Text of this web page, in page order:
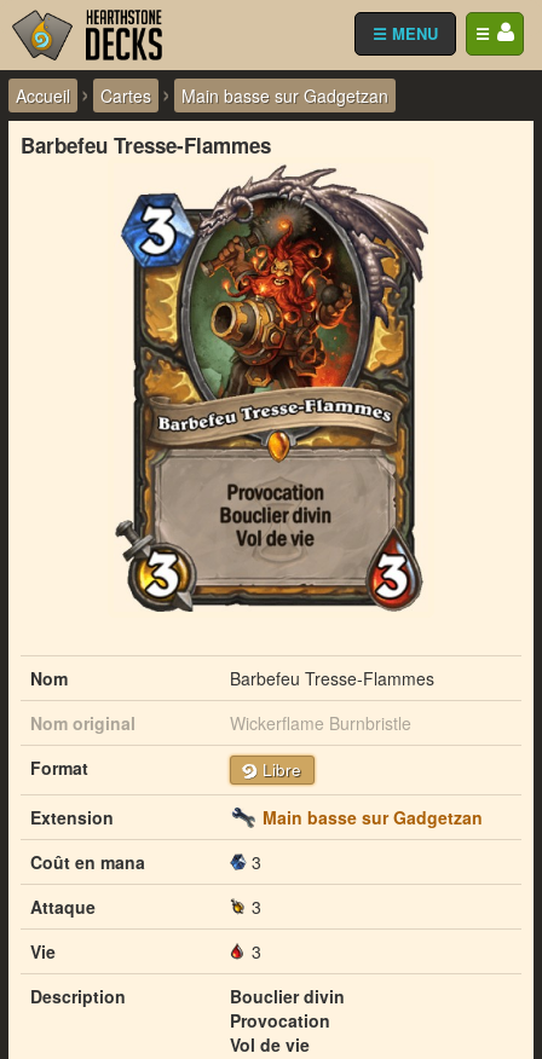
☰
☰ MENU
Accueil › Cartes › Main basse sur Gadgetzan
Barbefeu Tresse-Flammes
Nom
Barbefeu Tresse-Flammes
Nom original
Wickerflame Burnbristle
Format
Libre
Extension
Main basse sur Gadgetzan
Coût en mana
3
Attaque
3
Vie
3
Description
Bouclier divin
Provocation
Vol de vie